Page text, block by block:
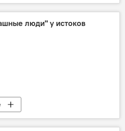
доходов
люди" у истоков